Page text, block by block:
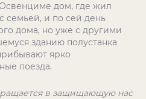
дом, где жил
семьей, и по сей день
дома, но уже с другими
зданию полустанка
ярко
поезда.
в защищающую нас